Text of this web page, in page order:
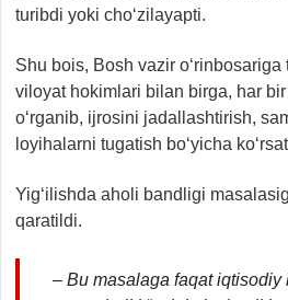
turibdi yoki cho‘zilayapti.
Shu bois, Bosh vazir
viloyat hokimlari bilan birga, har
o‘rganib, ijrosini jadallashtirish,
loyihalarni tugatish bo‘yicha
Yig‘ilishda aholi bandligi
qaratildi.
– Bu masalaga faqat iqtisodiy